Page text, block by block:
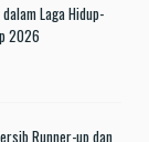
Laga Hidup-
2026
Runner-up dan